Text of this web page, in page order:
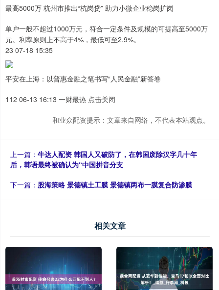
最高5000万 杭州市推出“杭岗贷” 助力小微企业稳岗扩岗
单户一般不超过1000万元，符合一定条件及规模的可提高至5000万
元。利率原则上不高于4%，最低可至2.9%。
23 07-18 15:35
平安在上海：以普惠金融之笔书写“人民金融”新答卷
112 06-13 16:13 一财最热 点击关闭
和业众配资提示：文章来自网络，不代表本站观点。
上一篇： 牛达人配资 韩国人又破防了，在韩国废除汉字几十年
后，韩语最终被确认为“中国拼音分支
下一篇： 股海策略 景德镇土工膜 景德镇两布一膜复合防渗膜
相关文章